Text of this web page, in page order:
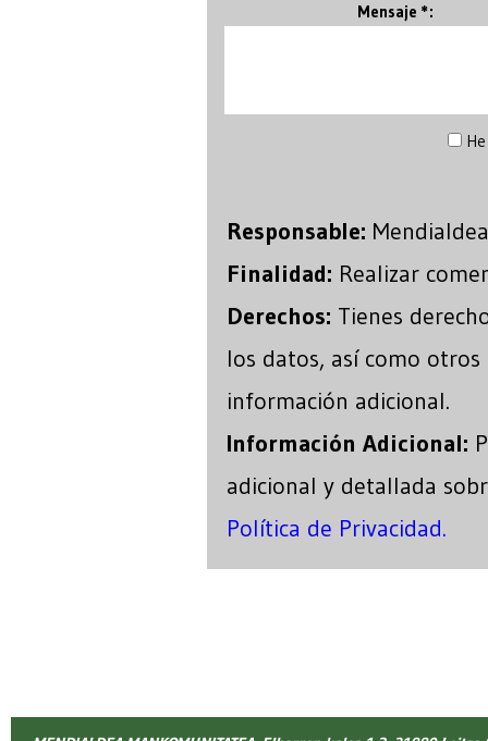
Mensaje *:
Responsable:
Finalidad: Realizar
Derechos: Tienes
los datos, así como
información adicional.
Información Adicional:
adicional y detallada
Política de Privacidad.